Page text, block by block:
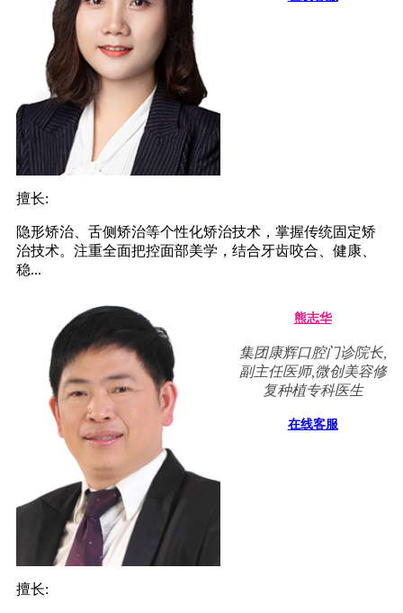
擅长:
隐形矫治、舌侧矫治等个性化矫治技术，掌握传统固定矫
治技术。注重全面把控面部美学，结合牙齿咬合、健康、
稳...
熊志华
集团康辉口腔门诊院长,
副主任医师,微创美容修
复种植专科医生
在线客服
擅长: